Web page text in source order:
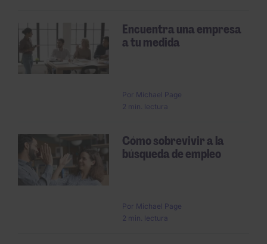
Encuentra una empresa
a tu medida
Por Michael Page
2 min. lectura
Cómo sobrevivir a la
búsqueda de empleo
Por Michael Page
2 min. lectura